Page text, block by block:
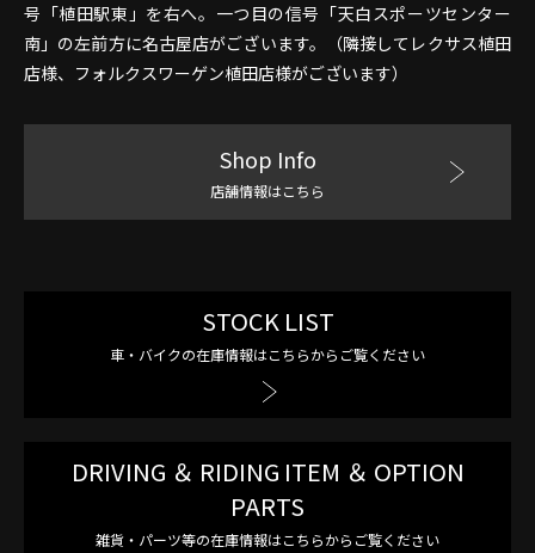
号「植田駅東」を右へ。一つ目の信号「天白スポーツセンター
南」の左前方に名古屋店がございます。（隣接してレクサス植田
店様、フォルクスワーゲン植田店様がございます）
Shop Info
店舗情報はこちら
STOCK LIST
車・バイクの在庫情報はこちらからご覧ください
DRIVING ＆ RIDING ITEM ＆ OPTION
PARTS
雑貨・パーツ等の在庫情報はこちらからご覧ください